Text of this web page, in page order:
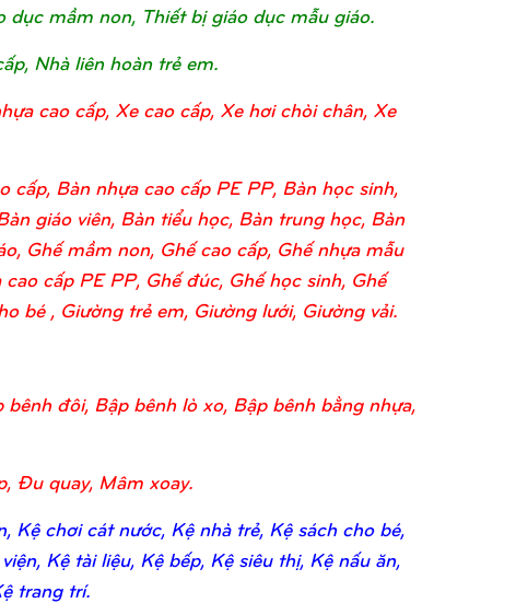
mầm non, Thiết bị giáo dục mẫu giáo.
Nhà liên hoàn trẻ em.
cao cấp, Xe cao cấp, Xe hơi chòi chân, Xe
cấp, Bàn nhựa cao cấp PE PP, Bàn học sinh,
giáo viên, Bàn tiểu học, Bàn trung học, Bàn
Ghế mầm non, Ghế cao cấp, Ghế nhựa mẫu
cấp PE PP, Ghế đúc, Ghế học sinh, Ghế
bé , Giường trẻ em, Giường lưới, Giường vải.
đôi, Bập bênh lò xo, Bập bênh bằng nhựa,
Đu quay, Mâm xoay.
Kệ chơi cát nước, Kệ nhà trẻ, Kệ sách cho bé,
Kệ tài liệu, Kệ bếp, Kệ siêu thị, Kệ nấu ăn,
trang trí.